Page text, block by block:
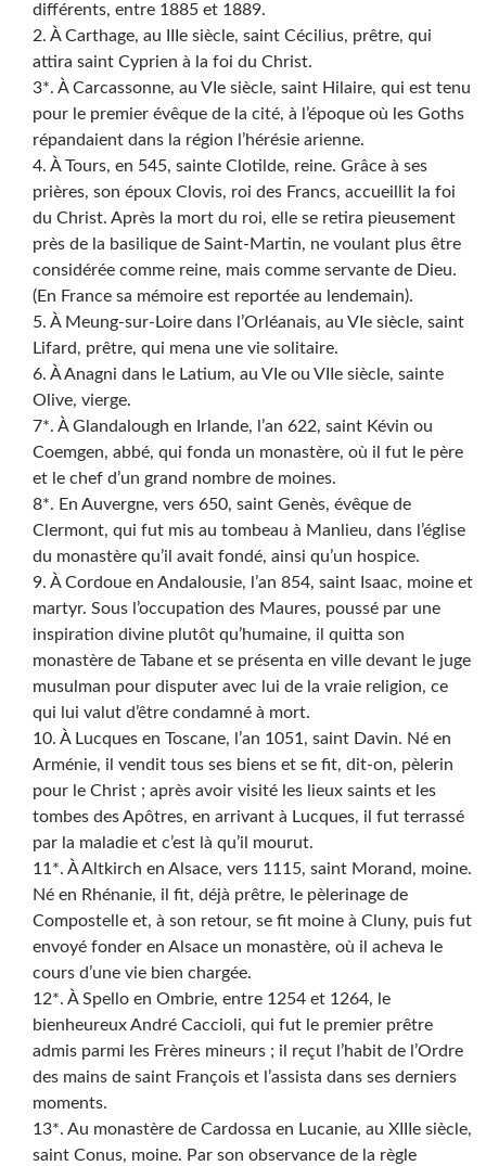
différents, entre 1885 et 1889.
2. À Carthage, au IIIe siècle, saint Cécilius, prêtre, qui
attira saint Cyprien à la foi du Christ.
3*. À Carcassonne, au VIe siècle, saint Hilaire, qui est tenu
pour le premier évêque de la cité, à l’époque où les Goths
répandaient dans la région l’hérésie arienne.
4. À Tours, en 545, sainte Clotilde, reine. Grâce à ses
prières, son époux Clovis, roi des Francs, accueillit la foi
du Christ. Après la mort du roi, elle se retira pieusement
près de la basilique de Saint-Martin, ne voulant plus être
considérée comme reine, mais comme servante de Dieu.
(En France sa mémoire est reportée au lendemain).
5. À Meung-sur-Loire dans l’Orléanais, au VIe siècle, saint
Lifard, prêtre, qui mena une vie solitaire.
6. À Anagni dans le Latium, au VIe ou VIIe siècle, sainte
Olive, vierge.
7*. À Glandalough en Irlande, l’an 622, saint Kévin ou
Coemgen, abbé, qui fonda un monastère, où il fut le père
et le chef d’un grand nombre de moines.
8*. En Auvergne, vers 650, saint Genès, évêque de
Clermont, qui fut mis au tombeau à Manlieu, dans l’église
du monastère qu’il avait fondé, ainsi qu’un hospice.
9. À Cordoue en Andalousie, l’an 854, saint Isaac, moine et
martyr. Sous l’occupation des Maures, poussé par une
inspiration divine plutôt qu’humaine, il quitta son
monastère de Tabane et se présenta en ville devant le juge
musulman pour disputer avec lui de la vraie religion, ce
qui lui valut d’être condamné à mort.
10. À Lucques en Toscane, l’an 1051, saint Davin. Né en
Arménie, il vendit tous ses biens et se fit, dit-on, pèlerin
pour le Christ ; après avoir visité les lieux saints et les
tombes des Apôtres, en arrivant à Lucques, il fut terrassé
par la maladie et c’est là qu’il mourut.
11*. À Altkirch en Alsace, vers 1115, saint Morand, moine.
Né en Rhénanie, il fit, déjà prêtre, le pèlerinage de
Compostelle et, à son retour, se fit moine à Cluny, puis fut
envoyé fonder en Alsace un monastère, où il acheva le
cours d’une vie bien chargée.
12*. À Spello en Ombrie, entre 1254 et 1264, le
bienheureux André Caccioli, qui fut le premier prêtre
admis parmi les Frères mineurs ; il reçut l’habit de l’Ordre
des mains de saint François et l’assista dans ses derniers
moments.
13*. Au monastère de Cardossa en Lucanie, au XIIIe siècle,
saint Conus, moine. Par son observance de la règle